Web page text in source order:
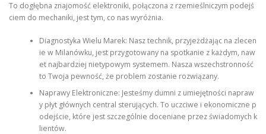
To dogłębna znajomość elektroniki, połączona z rzemieślniczym podejś
ciem do mechaniki, jest tym, co nas wyróżnia.
Diagnostyka Wielu Marek: Nasz technik, przyjeżdżając na zlecen
ie w Milanówku, jest przygotowany na spotkanie z każdym, naw
et najbardziej nietypowym systemem. Nasza wszechstronność
to Twoja pewność, że problem zostanie rozwiązany.
Naprawy Elektroniczne: Jesteśmy dumni z umiejętności napraw
y płyt głównych central sterujących. To uczciwe i ekonomiczne p
odejście, które jest szczególnie doceniane przez świadomych k
lientów.